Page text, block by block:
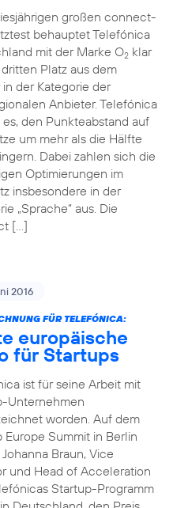
großen connect-
behauptet Telefónica
mit der Marke O2klar
Platz aus dem
in der Kategorie der
Anbieter. Telefónica
den Punkteabstand auf
um mehr als die Hälfte
Dabei zahlen sich die
Optimierungen im
insbesondere in der
„Sprache“ aus. Die
[…]
2016
FÜR TELEFÓNICA:
europäische
für Startups
ist für seine Arbeit mit
Unternehmen
worden. Auf dem
Europe Summit in Berlin
Braun, Vice
und Head of Acceleration
Startup-Programm